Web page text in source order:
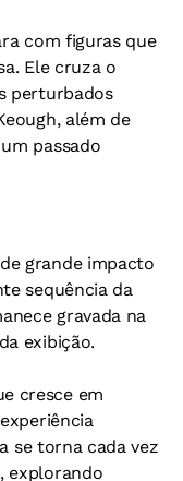
com figuras que
Ele cruza o
perturbados
além de
passado
grande impacto
sequência da
gravada na
exibição.
cresce em
se torna cada vez
explorando